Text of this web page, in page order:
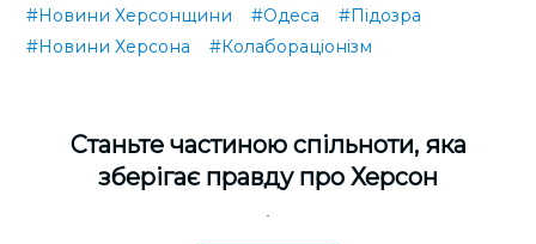
#Новини Херсонщини #Одеса
#Підозра
#Новини Херсона
#Колабораціонізм
Cтаньте частиною спільноти, яка
зберігає правду про Херсон